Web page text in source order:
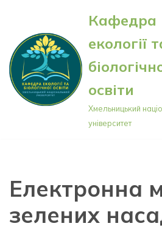
Перейти
до
вмісту
Кафедра
екології
освіти
Хмельницький
університет
Електронна
зелених